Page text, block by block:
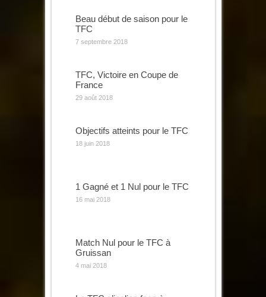
Beau début de saison pour le
TFC
7 septembre 2018
TFC, Victoire en Coupe de
France
29 août 2018
Objectifs atteints pour le TFC
18 juin 2018
1 Gagné et 1 Nul pour le TFC
16 mai 2018
Match Nul pour le TFC à
Gruissan
4 mai 2018